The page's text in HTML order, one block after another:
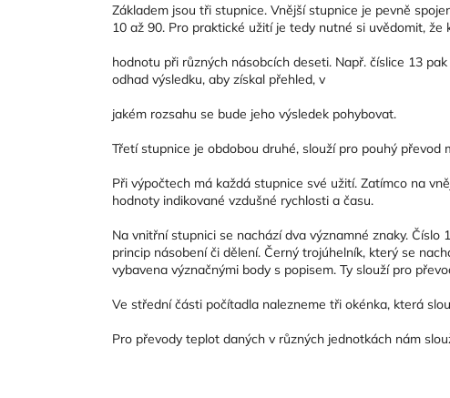
Základem jsou tři stupnice. Vnější stupnice je pevně
10 až 90. Pro praktické užití je tedy nutné si uvědomit, že
hodnotu při různých násobcích deseti. Např. číslice 13
odhad výsledku, aby získal přehled, v
jakém rozsahu se bude jeho výsledek pohybovat.
Třetí stupnice je obdobou druhé, slouží pro pouhý převod
Při výpočtech má každá stupnice své užití. Zatímco na
hodnoty indikované vzdušné rychlosti a času.
Na vnitřní stupnici se nachází dva významné znaky.
princip násobení či dělení. Černý trojúhelník, který se
vybavena význačnými body s popisem. Ty slouží pro
Ve střední části počítadla nalezneme tři okénka, která
Pro převody teplot daných v různých jednotkách nám